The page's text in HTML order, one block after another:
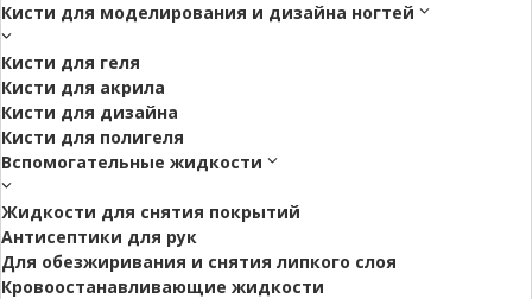
Кисти для моделирования и дизайна ногтей
Кисти для геля
Кисти для акрила
Кисти для дизайна
Кисти для полигеля
Вспомогательные жидкости
Жидкости для снятия покрытий
Антисептики для рук
Для обезжиривания и снятия липкого слоя
Кровоостанавливающие жидкости